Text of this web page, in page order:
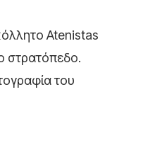
Atenistas
στρατόπεδο.
του